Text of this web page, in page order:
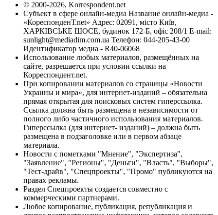
© 2000-2026, Korrespondent.net
Субъект в сфере онлайн-медиа Название онлайн-медиа -
«КореспонденТ.net» Адрес: 02091, місто Київ,
ХАРКІВСЬКЕ ШОСЕ, будинок 172-Б, офіс 208/1 E-mail:
sunlight@mediadim.com.ua Телефон: 044-205-43-00
Идентификатор медиа - R40-06068
Использование любых материалов, размещённых на
сайте, разрешается при условии ссылки на
Корреспондент.net.
При копировании материалов со страницы «Новости
Украины и мира», для интернет-изданий – обязательна
прямая открытая для поисковых систем гиперссылка.
Ссылка должна быть размещена в независимости от
полного либо частичного использования материалов.
Гиперссылка (для интернет- изданий) – должна быть
размещена в подзаголовке или в первом абзаце
материала.
Новости с пометками "Мнение", "Экспертиза",
"Заявление", "Регионы", "Деньги", "Власть", "Выборы",
"Тест-драйв", "Спецпроекты", "Промо" публикуются на
правах рекламы.
Раздел Спецпроекты создается совместно с
коммерческими партнерами.
Любое копирование, публикация, републикация и